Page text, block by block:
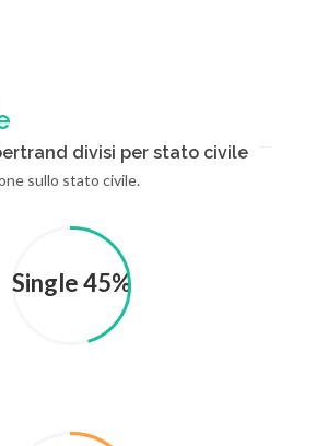
divisi per stato civile
sullo stato civile.
Single 45%